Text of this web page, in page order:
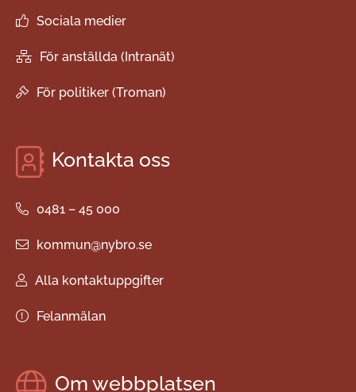
Sociala medier
För anställda (Intranät)
För politiker (Troman)
Kontakta oss
0481 – 45 000
kommun@nybro.se
Alla kontaktuppgifter
Felanmälan
Om webbplatsen